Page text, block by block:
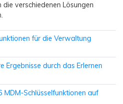
verschiedenen Lösungen
für die Verwaltung
Ergebnisse durch das Erlernen
MDM-Schlüsselfunktionen auf